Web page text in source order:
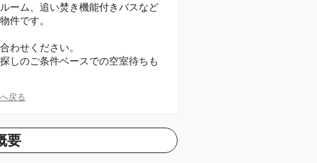
ーム、追い焚き機能付きバスなど
件です。
わせください。
しのご条件ベースでの空室待ちも
戻る
要